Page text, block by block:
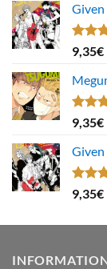
Given
Note
4.00
5
9,35€
Note
sur 5
9,35€
Given
Note
sur 5
9,35€